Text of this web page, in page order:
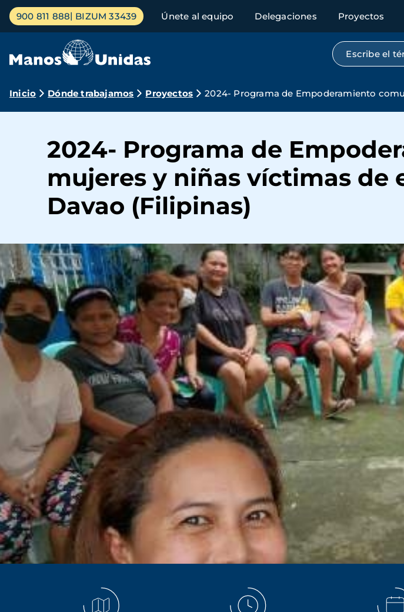
Pasar
contenido
Menú
principal
900 811 888 BIZUM 33439 Únete al equipo Delegaciones Proyectos
Búsqueda
Ruta
navegación
Inicio Dónde trabajamos Proyectos 2024- Programa de Empoderamiento
2024- Programa de
mujeres y niñas víctimas de
Davao (Filipinas)